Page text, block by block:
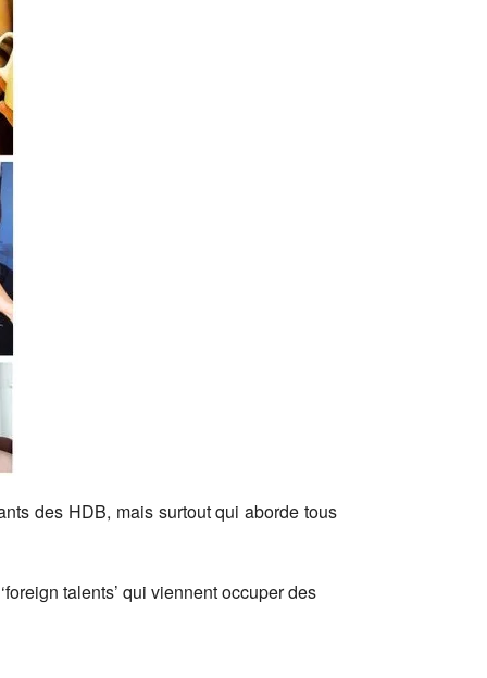
des HDB, mais surtout qui aborde tous
talents’ qui viennent occuper des